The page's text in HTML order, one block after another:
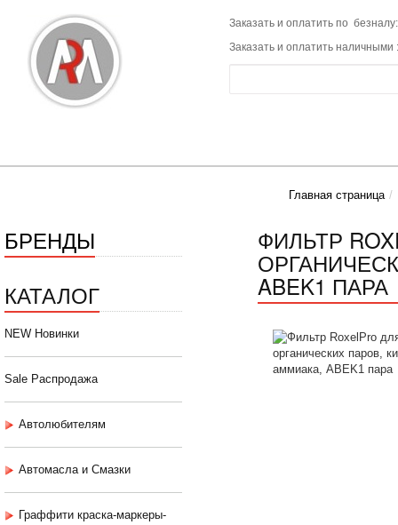
Заказать и оплатить по
Заказать и оплатить наличными
Главная страница
БРЕНДЫ
КАТАЛОГ
NEW Новинки
Sale Распродажа
Автолюбителям
Автомасла и Смазки
Граффити краска-маркеры-
ФИЛЬТР
ABEK1 ПАРА